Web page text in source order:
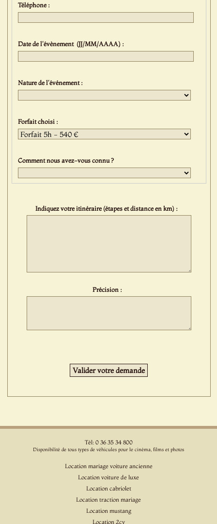
Téléphone :
Date de l'évènement (JJ/MM/AAAA) :
Nature de l'événement :
Forfait choisi :
Comment nous avez-vous connu ?
Indiquez votre itinéraire (étapes et distance en km) :
Précision :
Tél: 0 36 35 34 800
Disponibilité de tous types de véhicules pour le cinéma, films et photos
Location mariage voiture ancienne
Location voiture de luxe
Location cabriolet
Location traction mariage
Location mustang
Location 2cv